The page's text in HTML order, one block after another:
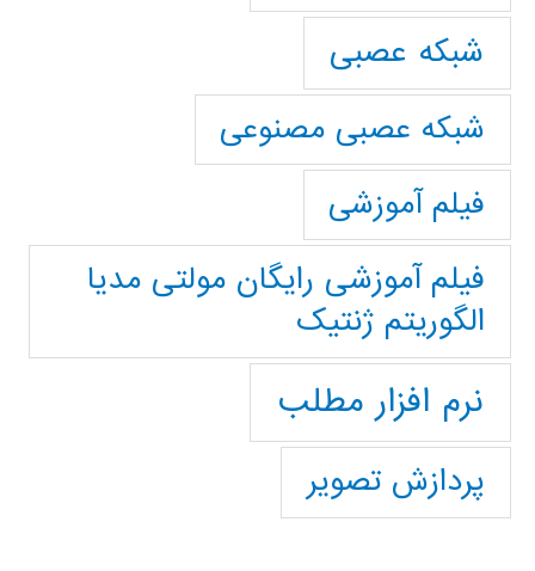
شبکه عصبی
شبکه عصبی مصنوعی
فیلم آموزشی
فیلم آموزشی رایگان مولتی مدیا
الگوریتم ژنتیک
نرم افزار مطلب
پردازش تصویر